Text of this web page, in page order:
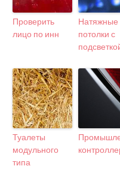
Проверить
лицо по инн
Натяжные
потолки с
Туалеты
модульного
типа